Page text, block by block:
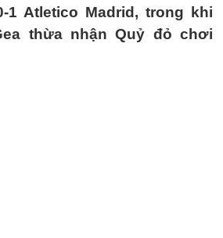
1 Atletico Madrid, trong khi
thừa nhận Quỷ đỏ chơi